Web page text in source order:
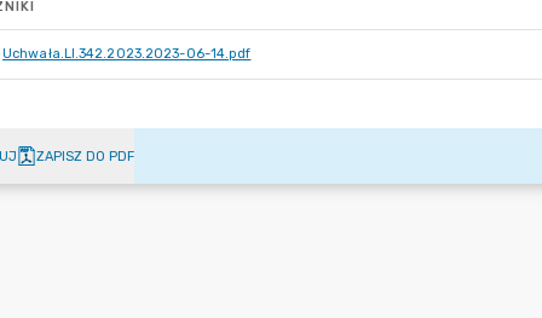
Uchwała.LI.342.2023.2023-06-14.pdf
ZAPISZ DO PDF